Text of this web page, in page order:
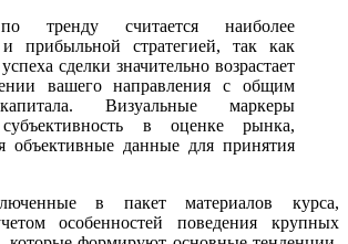
тренду считается наиболее
и прибыльной стратегией, так как
сделки значительно возрастает
вашего направления с общим
Визуальные маркеры
в оценке рынка,
объективные данные для принятия
в пакет материалов курса,
особенностей поведения крупных